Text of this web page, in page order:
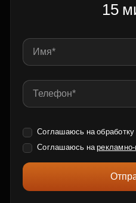
15
Соглашаюсь на обработку
Соглашаюсь на